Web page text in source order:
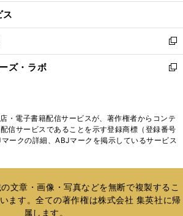
開
く
ン
ウ
で
開
く
ウ
ン
ド
ウ
で
し
ウ
ィ
ン
ド
く
ス
新
し
い
ド
ウ
で
ズ・ラボ
新
ィ
ン
ド
開
く
・電子書籍配信サービスが、著作権者からコンテ
信サービスであることを示す登録商標（登録番号
ークの詳細、ABJマークを掲示しているサービス
文章・画像・写真などを無断で複製するこ
ます。全ての著作権は株式会社 集英社に帰
属します。